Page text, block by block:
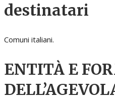
destinatari
Comuni italiani.
ENTITÀ E